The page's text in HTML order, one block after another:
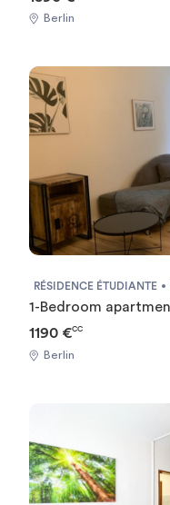
Berlin
RÉSIDENCE ÉTUDIANTE
1-Bedroom
1190 €CC
Berlin